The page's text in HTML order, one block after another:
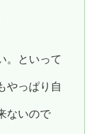
。といって
やっぱり自
ないので